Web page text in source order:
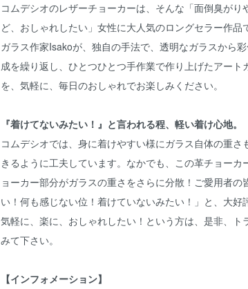
コムデシオのレザーチョーカーは、そんな「面倒臭がり
ど、おしゃれしたい」女性に大人気のロングセラー作品
ガラス作家Isakoが、独自の手法で、透明なガラスから
成を繰り返し、ひとつひとつ手作業で作り上げたアート
を、気軽に、毎日のおしゃれでお楽しみください。
『着けてないみたい！』と言われる程、軽い着け心地。
コムデシオでは、身に着けやすい様にガラス自体の重さ
きるように工夫しています。なかでも、この革チョーカ
ョーカー部分がガラスの重さをさらに分散！ご愛用者の
い！何も感じない位！着けていないみたい！」と、大好
気軽に、楽に、おしゃれしたい！という方は、是非、ト
みて下さい。
【インフォメーション】